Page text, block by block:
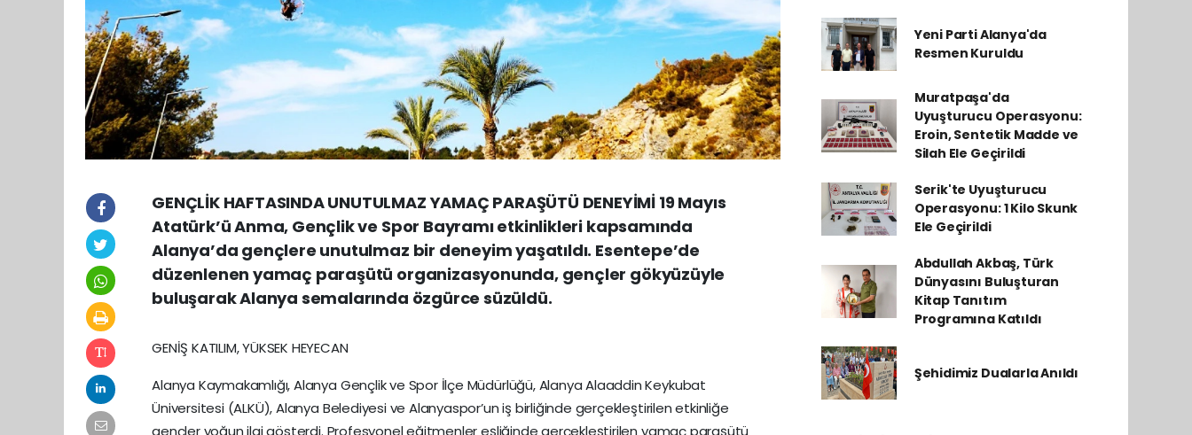
GENÇLİK HAFTASINDA UNUTULMAZ YAMAÇ PARAŞÜTÜ DENEYİMİ 19 Mayıs
Atatürk’ü Anma, Gençlik ve Spor Bayramı etkinlikleri kapsamında
Alanya’da gençlere unutulmaz bir deneyim yaşatıldı. Esentepe’de
düzenlenen yamaç paraşütü organizasyonunda, gençler gökyüzüyle
buluşarak Alanya semalarında özgürce süzüldü.
GENİŞ KATILIM, YÜKSEK HEYECAN
Alanya Kaymakamlığı, Alanya Gençlik ve Spor İlçe Müdürlüğü, Alanya Alaaddin Keykubat
Üniversitesi (ALKÜ), Alanya Belediyesi ve Alanyaspor’un iş birliğinde gerçekleştirilen etkinliğe
gençler yoğun ilgi gösterdi. Profesyonel eğitmenler eşliğinde gerçekleştirilen yamaç paraşütü
Yeni Parti Alanya'da
Resmen Kuruldu
Muratpaşa'da
Uyuşturucu Operasyonu:
Eroin, Sentetik Madde ve
Silah Ele Geçirildi
Serik'te Uyuşturucu
Operasyonu: 1 Kilo Skunk
Ele Geçirildi
Abdullah Akbaş, Türk
Dünyasını Buluşturan
Kitap Tanıtım
Programına Katıldı
Şehidimiz Dualarla Anıldı